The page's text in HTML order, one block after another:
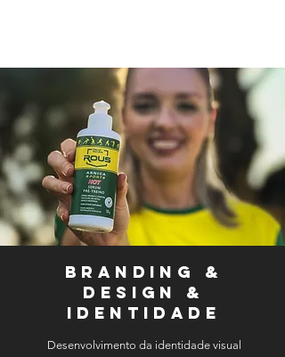
Branding &
Design &
Identidade
Desenvolvimento da identidade visual